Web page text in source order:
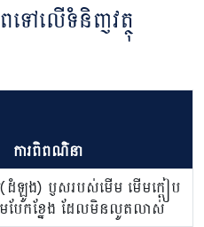
ទៅលើទំនិញវត្ថុ
ការពិពណ៌នា
(ដំឡូង) ឫសរបស់មើម មើមក្តៀប
បែកខ្នែង ដែលមិនលូតលាស់